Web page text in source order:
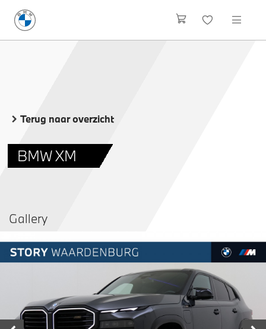
Terug naar overzicht
BMW XM
Gallery